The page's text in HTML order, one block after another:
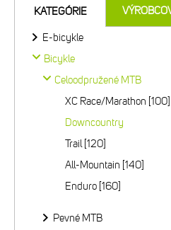
KATEGÓRIE
E-bicykle
Bicykle
Celoodpružené MTB
XC Race/Marathon [100]
Downcountry
Trail [120]
All-Mountain [140]
Enduro [160]
Pevné MTB